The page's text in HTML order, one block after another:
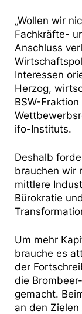
„Wollen wir
Fachkräfte-
Anschluss
Interessen
Herzog,
BSW-
ifo-Instituts.
Deshalb
brauchen wir
mittlere
Bürokratie
Um mehr
brauche es
der
die
gemacht.
an den